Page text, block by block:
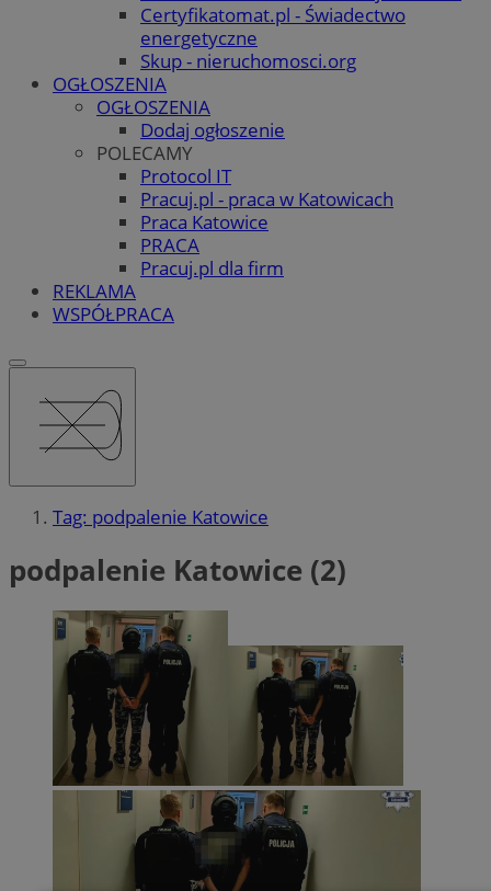
Certyfikatomat.pl - Świadectwo
energetyczne
Skup - nieruchomosci.org
OGŁOSZENIA
OGŁOSZENIA
Dodaj ogłoszenie
POLECAMY
Protocol IT
Pracuj.pl - praca w Katowicach
Praca Katowice
PRACA
Pracuj.pl dla firm
REKLAMA
WSPÓŁPRACA
Tag: podpalenie Katowice
podpalenie Katowice (2)